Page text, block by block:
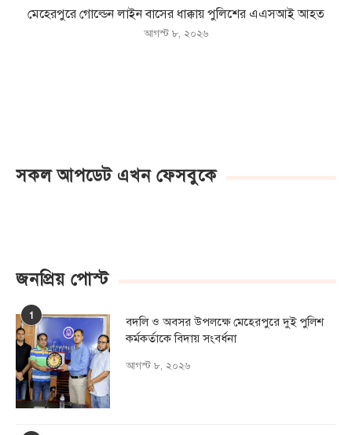
মেহেরপুরে গোল্ডেন লাইন বাসের ধাক্কায় পুলিশের এএসআই আহত
আগস্ট ৮, ২০২৬
সকল আপডেট এখন ফেসবুকে
জনপ্রিয় পোস্ট
1
বদলি ও অবসর উপলক্ষে মেহেরপুরে দুই পুলিশ
কর্মকর্তাকে বিদায় সংবর্ধনা
আগস্ট ৮, ২০২৬